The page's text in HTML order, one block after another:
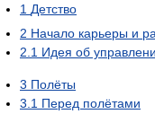
1 Детство
2 Начало карьеры и
2.1 Идея об
3 Полёты
3.1 Перед полётами